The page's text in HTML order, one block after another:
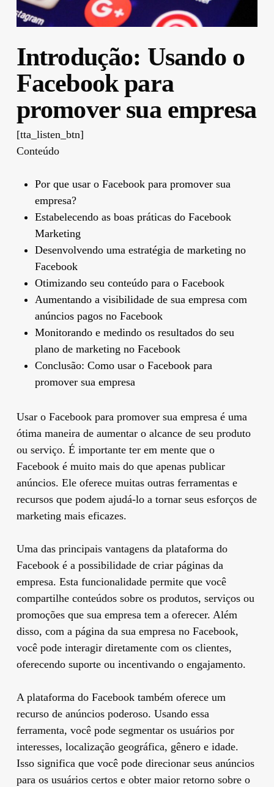
Introdução: Usando o
Facebook para
promover sua empresa
[tta_listen_btn]
Conteúdo
Por que usar o Facebook para promover sua
empresa?
Estabelecendo as boas práticas do Facebook
Marketing
Desenvolvendo uma estratégia de marketing no
Facebook
Otimizando seu conteúdo para o Facebook
Aumentando a visibilidade de sua empresa com
anúncios pagos no Facebook
Monitorando e medindo os resultados do seu
plano de marketing no Facebook
Conclusão: Como usar o Facebook para
promover sua empresa
Usar o Facebook para promover sua empresa é uma
ótima maneira de aumentar o alcance de seu produto
ou serviço. É importante ter em mente que o
Facebook é muito mais do que apenas publicar
anúncios. Ele oferece muitas outras ferramentas e
recursos que podem ajudá-lo a tornar seus esforços de
marketing mais eficazes.
Uma das principais vantagens da plataforma do
Facebook é a possibilidade de criar páginas da
empresa. Esta funcionalidade permite que você
compartilhe conteúdos sobre os produtos, serviços ou
promoções que sua empresa tem a oferecer. Além
disso, com a página da sua empresa no Facebook,
você pode interagir diretamente com os clientes,
oferecendo suporte ou incentivando o engajamento.
A plataforma do Facebook também oferece um
recurso de anúncios poderoso. Usando essa
ferramenta, você pode segmentar os usuários por
interesses, localização geográfica, gênero e idade.
Isso significa que você pode direcionar seus anúncios
para os usuários certos e obter maior retorno sobre o